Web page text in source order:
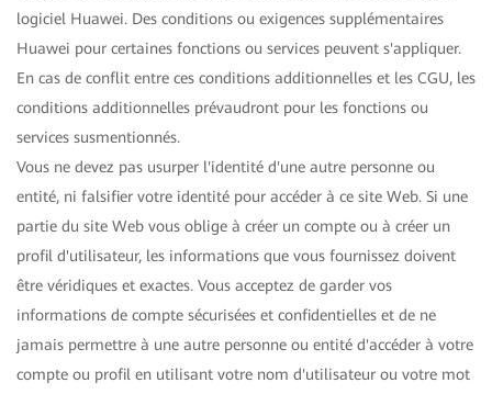
logiciel Huawei. Des conditions ou exigences supplémentaires
Huawei pour certaines fonctions ou services peuvent s'appliquer.
En cas de conflit entre ces conditions additionnelles et les CGU, les
conditions additionnelles prévaudront pour les fonctions ou
services susmentionnés.
Vous ne devez pas usurper l'identité d'une autre personne ou
entité, ni falsifier votre identité pour accéder à ce site Web. Si une
partie du site Web vous oblige à créer un compte ou à créer un
profil d'utilisateur, les informations que vous fournissez doivent
être véridiques et exactes. Vous acceptez de garder vos
informations de compte sécurisées et confidentielles et de ne
jamais permettre à une autre personne ou entité d'accéder à votre
compte ou profil en utilisant votre nom d'utilisateur ou votre mot